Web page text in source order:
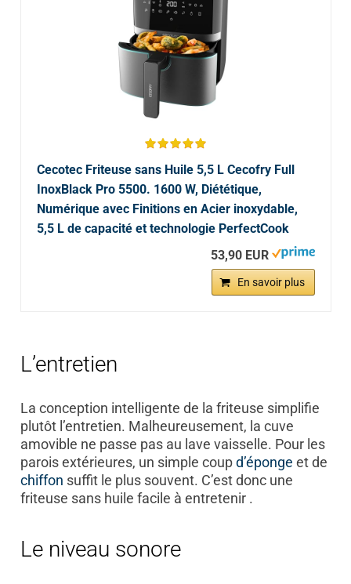
Cecotec Friteuse sans Huile 5,5 L Cecofry Full
InoxBlack Pro 5500. 1600 W, Diététique,
Numérique avec Finitions en Acier inoxydable,
5,5 L de capacité et technologie PerfectCook
53,90 EUR
En savoir plus
L’entretien
La conception intelligente de la friteuse simplifie
plutôt l’entretien. Malheureusement, la cuve
amovible ne passe pas au lave vaisselle. Pour les
parois extérieures, un simple coupd’éponge et de
chiffon suffit le plus souvent. C’est donc une
friteuse sans huile facile à entretenir .
Le niveau sonore